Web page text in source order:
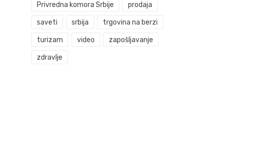
Privredna komora Srbije prodaja
saveti srbija trgovina na berzi
turizam video zapošljavanje
zdravlje